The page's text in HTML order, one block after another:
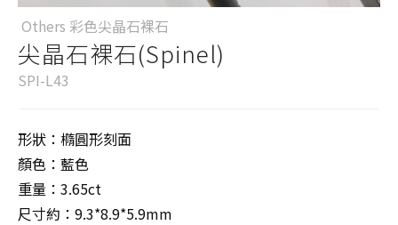
Others 彩色尖晶石裸石
尖晶石裸石(Spinel)
SPI-L43
形狀：橢圓形刻面
顏色：藍色
重量：3.65ct
尺寸約：9.3*8.9*5.9mm